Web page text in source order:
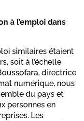
à l’emploi dans
similaires étaient
soit à l’échelle
directrice
numérique, nous
du pays et
personnes en
Les